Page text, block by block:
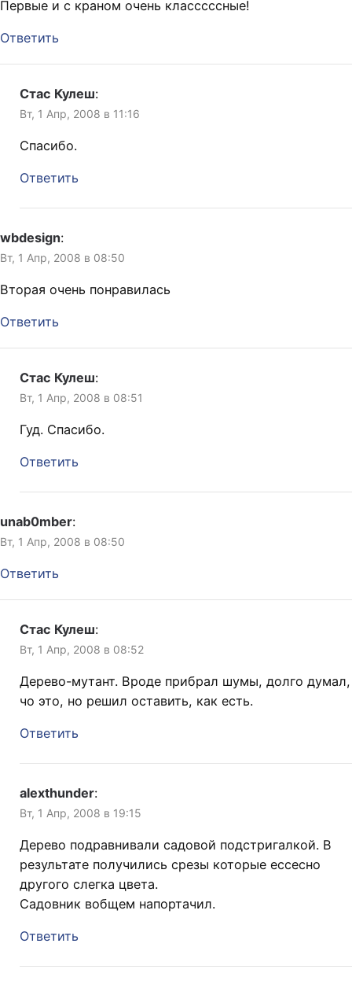
Первые и с краном очень класссссные!
Ответить
Стас Кулеш:
Вт, 1 Апр, 2008 в 11:16
Спасибо.
Ответить
wbdesign:
Вт, 1 Апр, 2008 в 08:50
Вторая очень понравилась
Ответить
Стас Кулеш:
Вт, 1 Апр, 2008 в 08:51
Гуд. Спасибо.
Ответить
unab0mber:
Вт, 1 Апр, 2008 в 08:50
Ответить
Стас Кулеш:
Вт, 1 Апр, 2008 в 08:52
Дерево-мутант. Вроде прибрал шумы, долго думал,
чо это, но решил оставить, как есть.
Ответить
alexthunder:
Вт, 1 Апр, 2008 в 19:15
Дерево подравнивали садовой подстригалкой. В
результате получились срезы которые ессесно
другого слегка цвета.
Садовник вобщем напортачил.
Ответить